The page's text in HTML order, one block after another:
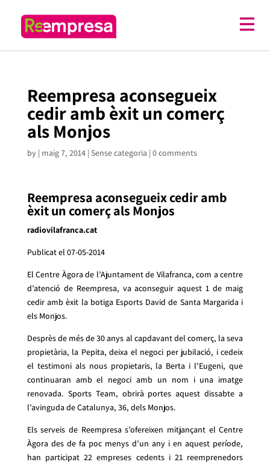
Reempresa aconsegueix
cedir amb èxit un comerç
als Monjos
by | maig 7, 2014| Sense categoria | 0 comments
Reempresa aconsegueix cedir amb
èxit un comerç als Monjos
radiovilafranca.cat
Publicat el 07-05-2014
El Centre Àgora de l’Ajuntament de Vilafranca, com a centre
d’atenció de Reempresa, va aconseguir aquest 1 de maig
cedir amb èxit la botiga Esports David de Santa Margarida i
els Monjos.
Desprès de més de 30 anys al capdavant del comerç, la seva
propietària, la Pepita, deixa el negoci per jubilació, i cedeix
el testimoni als nous propietaris, la Berta i l’Eugeni, que
continuaran amb el negoci amb un nom i una imatge
renovada. Sports Team, obrirà portes aquest dissabte a
l’avinguda de Catalunya, 36, dels Monjos.
Els serveis de Reempresa s’ofereixen mitjançant el Centre
Àgora des de fa poc menys d’un any i en aquest període,
han participat 22 empreses cedents i 21 reemprenedors